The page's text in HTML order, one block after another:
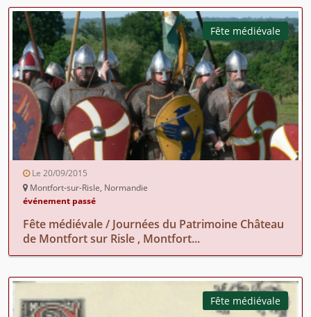
Fête médiévale
Le 20/09/2015
Montfort-sur-Risle, Normandie
événement passé
Fête médiévale / Journées du Patrimoine Château
de Montfort sur Risle , Montfort...
Fête médiévale